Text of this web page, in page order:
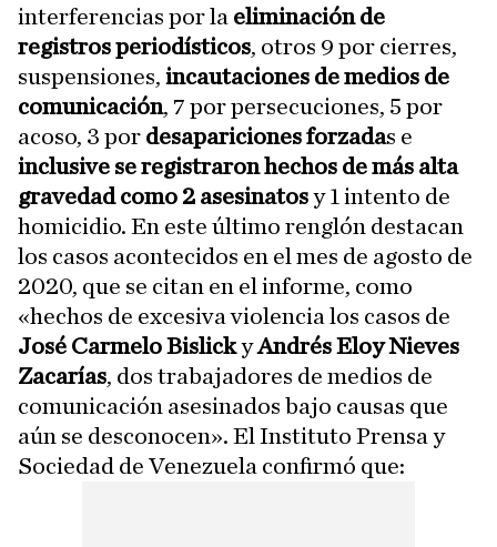
interferencias por la eliminación de
registros periodísticos, otros 9 por cierres,
suspensiones, incautaciones de medios de
comunicación, 7 por persecuciones, 5 por
acoso, 3 por desapariciones forzadas e
inclusive se registraron hechos de más alta
gravedad como 2 asesinatosy 1 intento de
homicidio. En este último renglón destacan
los casos acontecidos en el mes de agosto de
2020, que se citan en el informe, como
«hechos de excesiva violencia los casos de
José Carmelo BislickyAndrés Eloy Nieves
Zacarías, dos trabajadores de medios de
comunicación asesinados bajo causas que
aún se desconocen». El Instituto Prensa y
Sociedad de Venezuela confirmó que: